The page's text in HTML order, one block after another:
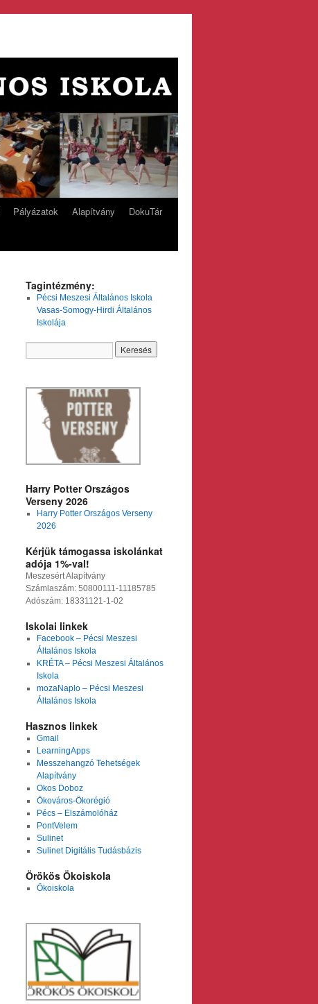
Pályázatok Alapítvány
DokuTár
Tagintézmény:
Pécsi Meszesi Általános Iskola
Vasas-Somogy-Hirdi Általános
Iskolája
Harry Potter Országos
Verseny 2026
Harry Potter Országos Verseny
2026
Kérjük támogassa iskolánkat
adója 1%-val!
Meszesért Alapítvány
Számlaszám: 50800111-11185785
Adószám: 18331121-1-02
Iskolai linkek
Facebook – Pécsi Meszesi
Általános Iskola
KRÉTA – Pécsi Meszesi Általános
Iskola
mozaNaplo – Pécsi Meszesi
Általános Iskola
Hasznos linkek
Gmail
LearningApps
Messzehangzó Tehetségek
Alapítvány
Okos Doboz
Ökováros-Ökorégió
Pécs – Elszámolóház
PontVelem
Sulinet
Sulinet Digitális Tudásbázis
Örökös Ökoiskola
Ökoiskola